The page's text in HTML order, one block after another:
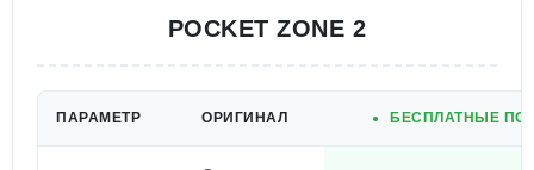
POCKET ZONE 2
ПАРАМЕТР ОРИГИНАЛ БЕСПЛАТНЫЕ